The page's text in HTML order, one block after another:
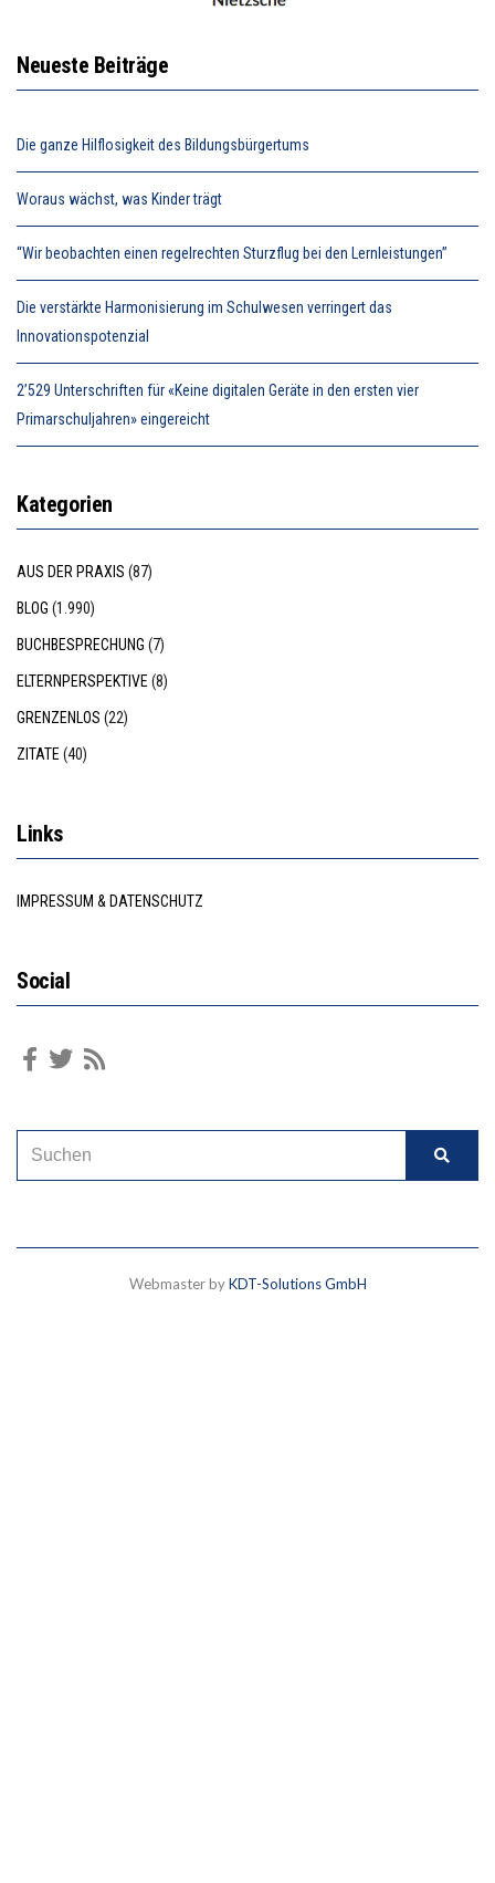
Neueste Beiträge
Die ganze Hilflosigkeit des Bildungsbürgertums
Woraus wächst, was Kinder trägt
“Wir beobachten einen regelrechten Sturzflug bei den Lernleistungen”
Die verstärkte Harmonisierung im Schulwesen verringert das
Innovationspotenzial
2’529 Unterschriften für «Keine digitalen Geräte in den ersten vier
Primarschuljahren» eingereicht
Kategorien
AUS DER PRAXIS (87)
BLOG (1.990)
BUCHBESPRECHUNG (7)
ELTERNPERSPEKTIVE(8)
GRENZENLOS (22)
ZITATE(40)
Links
IMPRESSUM & DATENSCHUTZ
Social
Webmaster byKDT-Solutions GmbH